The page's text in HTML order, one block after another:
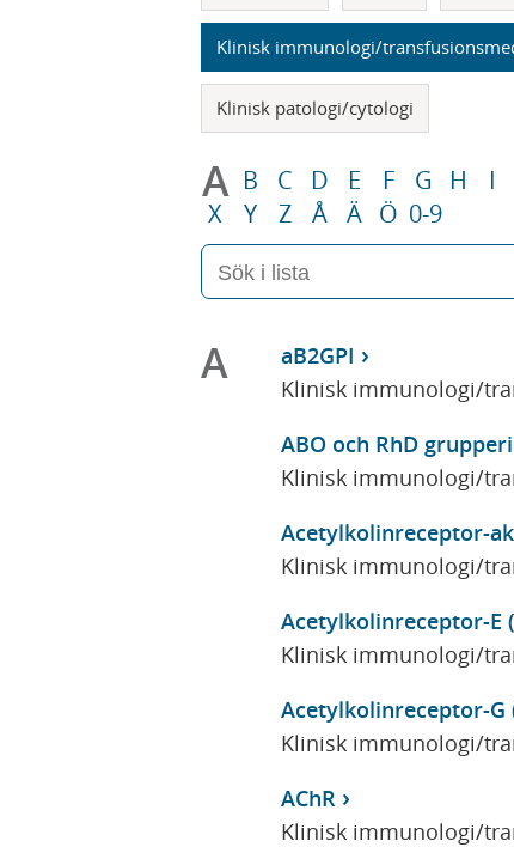
Klinisk immunologi/
Klinisk patologi/cytologi
A B C D E F G H I
X
Y Z Å Ä Ö 0-9
A
aB2GPI
Klinisk immunologi/
ABO och RhD
Klinisk immunologi/
Acetylkolinreceptor-
Klinisk immunologi/
Acetylkolinreceptor-E
Klinisk immunologi/
Acetylkolinreceptor-G
Klinisk immunologi/
AChR
Klinisk immunologi/